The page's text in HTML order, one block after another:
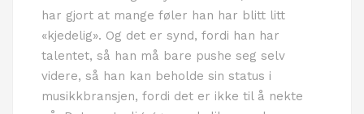
har gjort at mange føler han har blitt litt
«kjedelig». Og det er synd, fordi han har
talentet, så han må bare pushe seg selv
videre, så han kan beholde sin status i
musikkbransjen, fordi det er ikke til å nekte